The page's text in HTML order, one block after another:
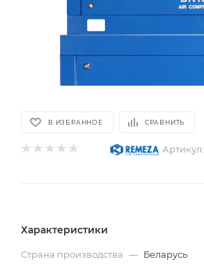
В ИЗБРАННОЕ СРАВНИТЬ
Артикул:
Характеристики
Страна производства — Беларусь